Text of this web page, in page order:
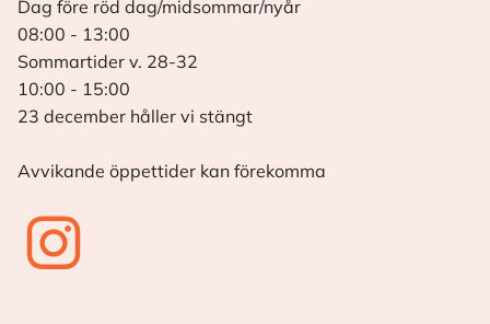
Dag före röd dag/midsommar/nyår
08:00 - 13:00
Sommartider v. 28-32
10:00 - 15:00
23 december håller vi stängt
Avvikande öppettider kan förekomma